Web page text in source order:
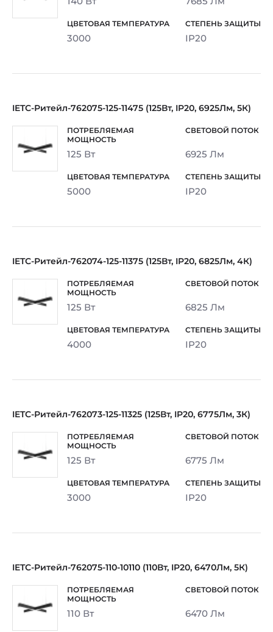
3000 IP20
IETC-Ритейл-762075-125-11475 (125Вт, IP20, 6925Лм, 5К)
125 Вт 6925 Лм
5000 IP20
IETC-Ритейл-762074-125-11375 (125Вт, IP20, 6825Лм, 4К)
125 Вт 6825 Лм
4000 IP20
IETC-Ритейл-762073-125-11325 (125Вт, IP20, 6775Лм, 3К)
125 Вт 6775 Лм
3000 IP20
IETC-Ритейл-762075-110-10110 (110Вт, IP20, 6470Лм, 5К)
110 Вт 6470 Лм